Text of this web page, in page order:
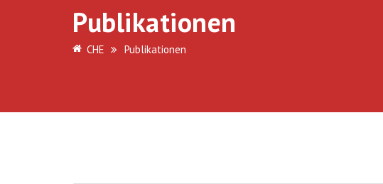
Publikationen
CHE Publikationen